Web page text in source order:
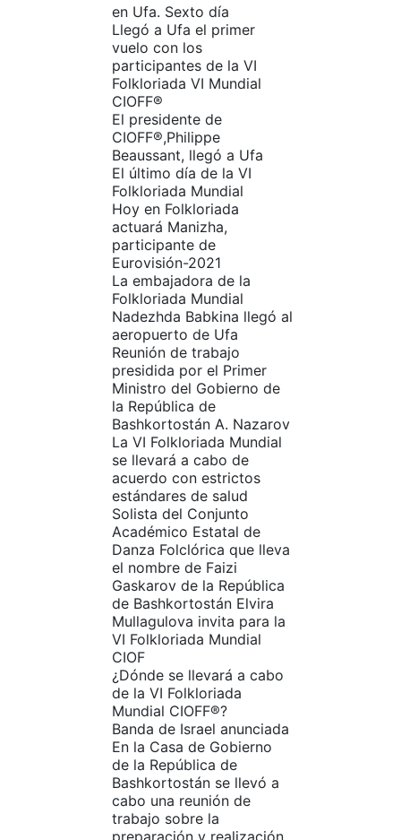
en Ufa. Sexto día
Llegó a Ufa el primer
vuelo con los
participantes de la VI
Folkloriada VI Mundial
CIOFF®️
El presidente de
CIOFF®️,Philippe
Beaussant, llegó a Ufa
El último día de la VI
Folkloriada Mundial
Hoy en Folkloriada
actuará Manizha,
participante de
Eurovisión-2021
La embajadora de la
Folkloriada Mundial
Nadezhda Babkina llegó al
aeropuerto de Ufa
Reunión de trabajo
presidida por el Primer
Ministro del Gobierno de
la República de
Bashkortostán A. Nazarov
La VI Folkloriada Mundial
se llevará a cabo de
acuerdo con estrictos
estándares de salud
Solista del Conjunto
Académico Estatal de
Danza Folclórica que lleva
el nombre de Faizi
Gaskarov de la República
de Bashkortostán Elvira
Mullagulova invita para la
VI Folkloriada Mundial
CIOF
¿Dónde se llevará a cabo
de la VI Folkloriada
Mundial CIOFF®?
Banda de Israel anunciada
En la Casa de Gobierno
de la República de
Bashkortostán se llevó a
cabo una reunión de
trabajo sobre la
preparación y realización